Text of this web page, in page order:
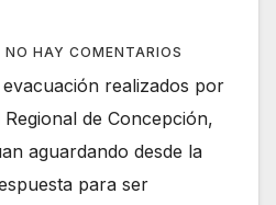
NO HAY COMENTARIOS
realizados por
de Concepción,
aguardando desde la
para ser